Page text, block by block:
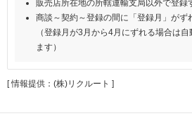
販売店所在地の所轄運輸支局以外で登録
商談～契約～登録の間に「登録月」がず
（登録月が3月から4月にずれる場合は
ます）
[ 情報提供：(株)リクルート ]